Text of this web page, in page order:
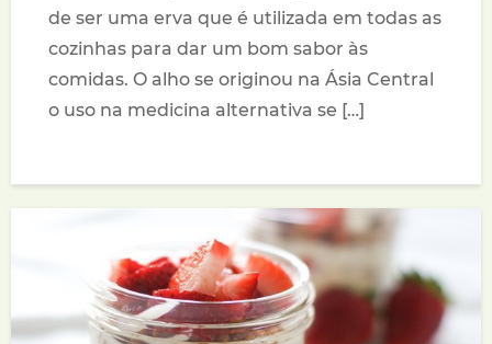
de ser uma erva que é utilizada em todas as
cozinhas para dar um bom sabor às
comidas. O alho se originou na Ásia Central
o uso na medicina alternativa se […]